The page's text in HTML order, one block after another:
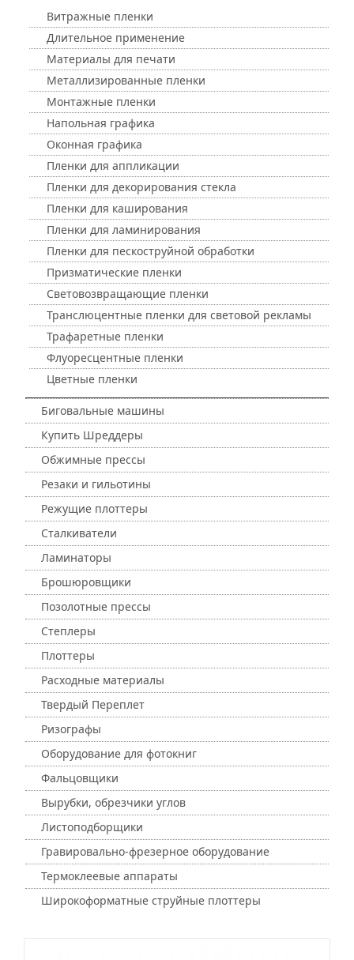
Витражные пленки
Длительное применение
Материалы для печати
Металлизированные пленки
Монтажные пленки
Напольная графика
Оконная графика
Пленки для аппликации
Пленки для декорирования стекла
Пленки для каширования
Пленки для ламинирования
Пленки для пескоструйной обработки
Призматические пленки
Световозвращающие пленки
Транслюцентные пленки для световой рекламы
Трафаретные пленки
Флуоресцентные пленки
Цветные пленки
Биговальные машины
Купить Шреддеры
Обжимные прессы
Резаки и гильотины
Режущие плоттеры
Сталкиватели
Ламинаторы
Брошюровщики
Позолотные прессы
Степлеры
Плоттеры
Расходные материалы
Твердый Переплет
Ризографы
Оборудование для фотокниг
Фальцовщики
Вырубки, обрезчики углов
Листоподборщики
Гравировально-фрезерное оборудование
Термоклеевые аппараты
Широкоформатные струйные плоттеры